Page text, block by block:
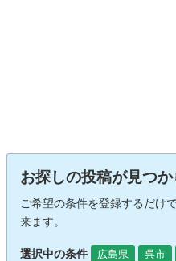
お探しの投稿が見つ
ご希望の条件を登録するだけ
来ます。
選択中の条件 広島県 呉市